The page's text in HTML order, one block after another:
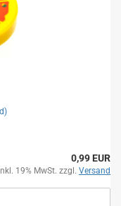
0,99 EUR
19% MwSt. zzgl. Versand